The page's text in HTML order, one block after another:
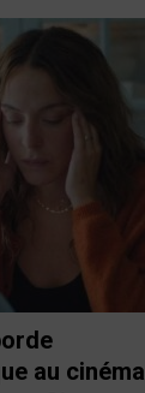
au cinéma